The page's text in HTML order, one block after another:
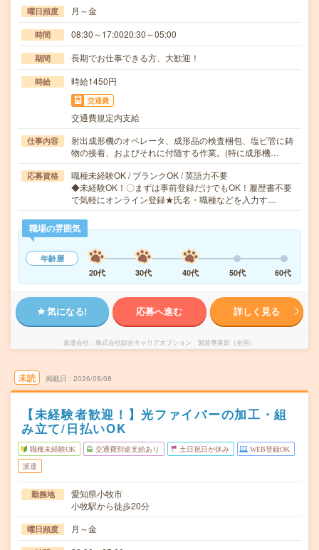
曜日頻度 月～金
時間 08:30～17:0020:30～05:00
期間 長期でお仕事できる方、大歓迎！
時給 時給1450円
交通費
交通費規定内支給
仕事内容
射出成形機のオペレータ、成形品の検査梱包、塩ビ管に鋳
物の接着、およびそれに付随する作業。(特に成形機…
応募資格
職種未経験OK / ブランクOK / 英語力不要
◆未経験OK！〇まずは事前登録だけでもOK！履歴書不要
で気軽にオンライン登録★氏名・職種などを入力す…
職場の雰囲気
年齢層
20代
30代 40代 50代 60代
気になる! 応募へ進む 詳しく見る
派遣会社 株式会社綜合キャリアオプション 製造事業部（全国）
未読 掲載日 2026/08/08
【未経験者歓迎！】光ファイバーの加工・組
み立て/日払いOK
職種未経験OK 交通費別途支給あり 土日祝日が休み WEB登録OK
派遣
勤務地
愛知県小牧市
小牧駅から徒歩20分
曜日頻度 月～金